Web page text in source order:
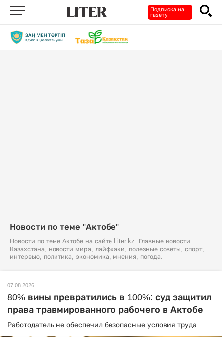
Подписка на
газету
Новости по теме "Актобе"
Новости по теме Актобе на сайте Liter.kz. Главные новости
Казахстана, новости мира, лайфхаки, полезные советы, спорт,
интервью, политика, экономика, мнения, погода.
07.08.2026
80% вины превратились в 100%: суд защитил
права травмированного рабочего в Актобе
Работодатель не обеспечил безопасные условия труда.